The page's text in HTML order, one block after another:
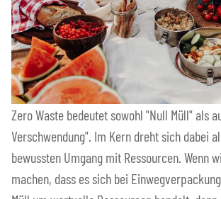
Zero Waste bedeutet sowohl "Null Müll" als
Verschwendung". Im Kern dreht sich dabei
bewussten Umgang mit Ressourcen. Wenn
machen, dass es sich bei